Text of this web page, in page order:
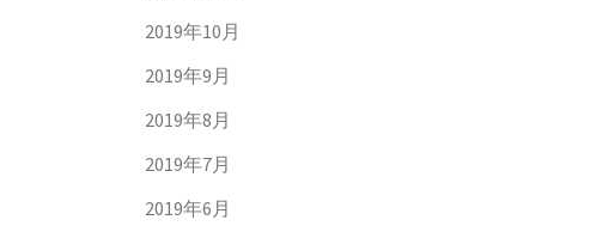
2019年10月
2019年9月
2019年8月
2019年7月
2019年6月